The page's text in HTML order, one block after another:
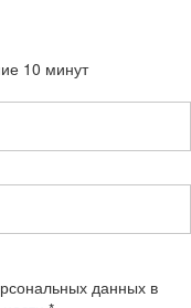
10 минут
данных в